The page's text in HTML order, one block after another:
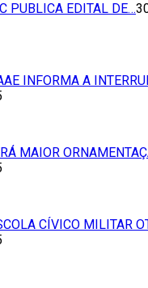
PUBLICA EDITAL DE…
INFORMA A
MAIOR
CÍVICO MILITAR